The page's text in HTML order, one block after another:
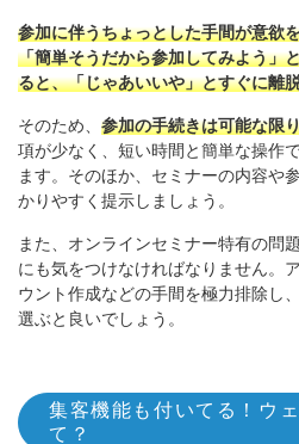
参加に伴うちょっとした手間が意欲
「簡単そうだから参加してみよう」
ると、「じゃあいいや」とすぐに離
そのため、 参加の手続きは可能な限
項が少なく、短い時間と簡単な操作
ます。そのほか、セミナーの内容や
かりやすく提示しましょう。
また、オンラインセミナー特有の問
にも気をつけなければなりません。
ウント作成などの手間を極力排除し
選ぶと良いでしょう。
集客機能も付いてる！ウ
て？